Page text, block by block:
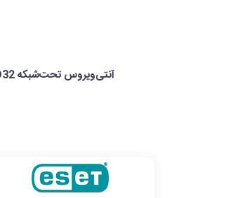
آنتی‌ویروس تحت‌شبکه ESET NOD32 با تکیه‌بر ویژگی‌های ذکرشده، توانسته است امنیت شبکه‌ی سازمان‌های بسیاری را در ایران و کشورهای دیگر به‌دست گیرد.